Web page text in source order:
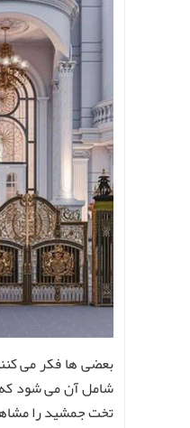
بعضی ها فکر می
شامل آن می شود که
تخت جمشید را